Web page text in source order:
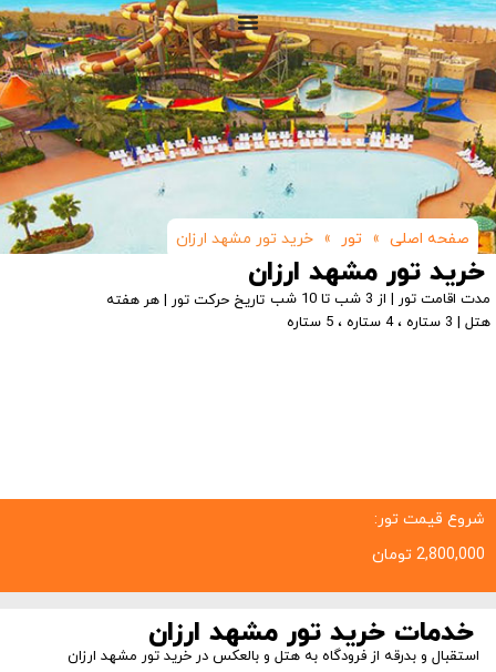
صفحه اصلی » تور » خرید تور مشهد ارزان
خرید تور مشهد ارزان
مدت اقامت تور | از 3 شب تا 10 شب
تاریخ حرکت تور | هر هفته
هتل | 3 ستاره ، 4 ستاره ، 5 ستاره
شروع قیمت تور:
2,800,000 تومان
خدمات خرید تور مشهد ارزان
استقبال و بدرقه از فرودگاه به هتل و بالعکس در خرید تور مشهد ارزان